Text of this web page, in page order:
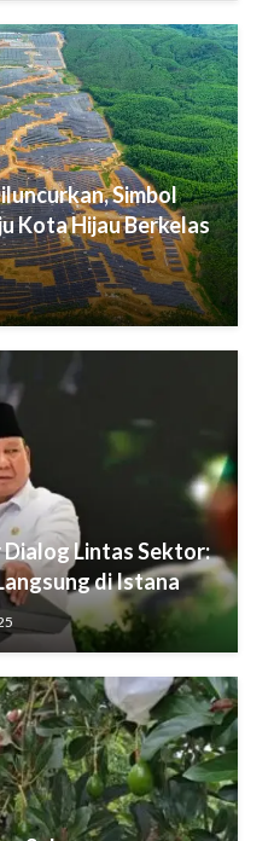
Simbol
Kota Hijau Berkelas
Lintas Sektor:
di Istana